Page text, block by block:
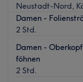
Neustadt-Nord,
Damen -
2 Std.
Damen -
föhnen
2 Std.